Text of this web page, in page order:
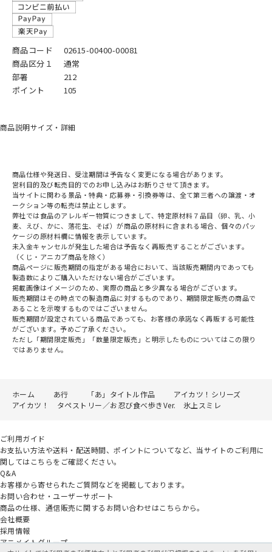
商品コード
02615-00400-00081
商品区分１
通常
部署
212
ポイント
105
商品説明サイズ・詳細
商品仕様や発送日、受注期間は予告なく変更になる場合があります。
営利目的及び転売目的でのお申し込みはお断りさせて頂きます。
当サイトに関わる景品・特典・応募券・引換券等は、全て第三者への譲渡・オ
ークション等の転売は禁止とします。
弊社では食品のアレルギー物質につきまして、特定原材料７品目（卵、乳、小
麦、えび、かに、落花生、そば）が商品の原材料に含まれる場合、個々のパッ
ケージの原材料欄に情報を表示しています。
未入金キャンセルが発生した場合は予告なく再販売することがございます。
（くじ・アニカプ商品を除く）
商品ページに販売期間の指定がある場合において、当該販売期間内であっても
製造数によりご購入いただけない場合がございます。
掲載画像はイメージのため、実際の商品と多少異なる場合がございます。
販売期間はその時点での製造商品に対するものであり、期間限定販売の商品で
あることを示唆するものではございません。
販売期間が設定されている商品であっても、お客様の承諾なく再販する可能性
がございます。予めご了承ください。
ただし「期間限定販売」「数量限定販売」と明示したものについてはこの限り
ではありません。
ホーム あ行 「あ」タイトル作品
アイカツ！シリーズ
アイカツ！ タペストリー／お忍び食べ歩きVer. 氷上スミレ
ご利用ガイド
お支払い方法や送料・配送時間、ポイントについてなど、当サイトのご利用に
関してはこちらをご確認ください。
Q&A
お客様から寄せられたご質問などを掲載しております。
お問い合わせ・ユーザーサポート
商品の仕様、通信販売に関するお問い合わせはこちらから。
会社概要
採用情報
アニメイトグループ